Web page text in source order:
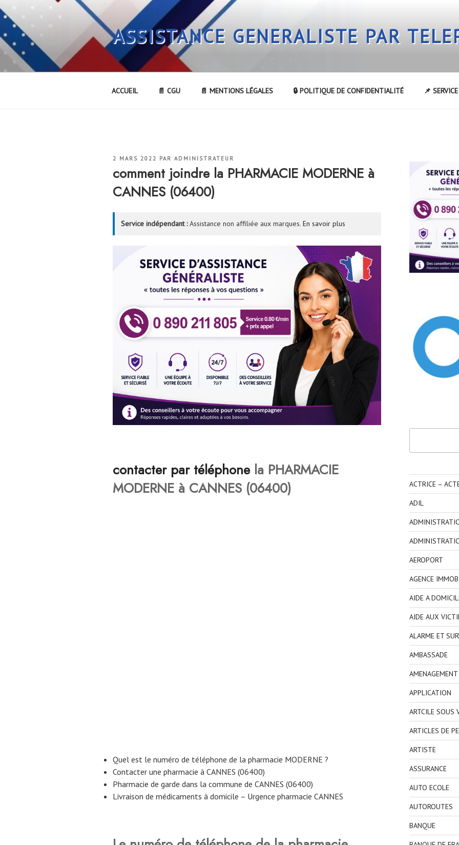
Aller
au
contenu
principal
ASSISTANCE GENERALISTE PAR
ACCUEIL 📄 CGU 📄 MENTIONS LÉGALES 🔒 POLITIQUE DE CONFIDENTIALITÉ 📌
PUBLIÉ
2 MARS 2022 PAR ADMINISTRATEUR
comment joindre la PHARMACIE MODERNE à
CANNES (06400)
Service indépendant :Assistance non affiliée aux marques. En savoir plus
contacter par téléphonela PHARMACIE
MODERNE à CANNES (06400)
Quel est le numéro de téléphone de la pharmacie MODERNE ?
Contacter une pharmacie à CANNES (06400)
Pharmacie de garde dans la commune de CANNES (06400)
Livraison de médicaments à domicile – Urgence pharmacie CANNES
ACTRICE –
ADIL
AEROPORT
AGENCE
AIDE A
AIDE AUX
ALARME ET
AMBASSADE
APPLICATION
ARTCILE SOUS
ARTICLES DE
ARTISTE
ASSURANCE
AUTO ECOLE
AUTOROUTES
BANQUE